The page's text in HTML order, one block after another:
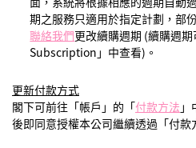
期之服務只適用於指定計劃，部
聯絡我們更改續購週期 (續購週
Subscription」中查看)。
更新付款方式
閣下可前往「帳戶」的「付款方法
後即同意授權本公司繼續透過「付款